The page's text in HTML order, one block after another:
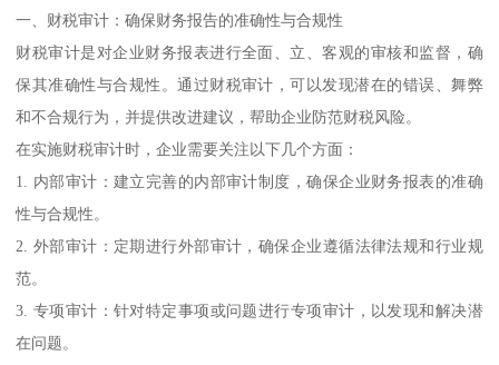
一、财税审计：确保财务报告的准确性与合规性
财税审计是对企业财务报表进行全面、立、客观的审核和监督，确
保其准确性与合规性。通过财税审计，可以发现潜在的错误、舞弊
和不合规行为，并提供改进建议，帮助企业防范财税风险。
在实施财税审计时，企业需要关注以下几个方面：
1. 内部审计：建立完善的内部审计制度，确保企业财务报表的准确
性与合规性。
2. 外部审计：定期进行外部审计，确保企业遵循法律法规和行业规
范。
3. 专项审计：针对特定事项或问题进行专项审计，以发现和解决潜
在问题。